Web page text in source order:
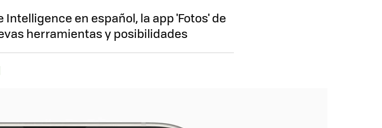
Intelligence en español, la app 'Fotos' de
herramientas y posibilidades